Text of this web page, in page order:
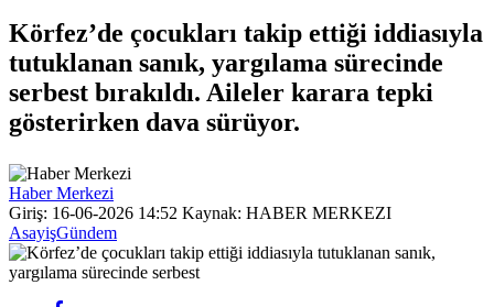
Körfez’de çocukları takip ettiği iddiasıyla
tutuklanan sanık, yargılama sürecinde
serbest bırakıldı. Aileler karara tepki
gösterirken dava sürüyor.
Haber Merkezi
Giriş: 16-06-2026 14:52 Kaynak: HABER MERKEZI
AsayişGündem